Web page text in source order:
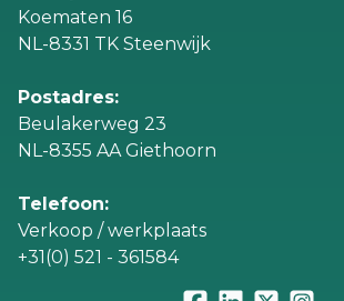
Koematen 16
NL-8331 TK Steenwijk
Postadres:
Beulakerweg 23
NL-8355 AA Giethoorn
Telefoon:
Verkoop / werkplaats
+31(0) 521 - 361584